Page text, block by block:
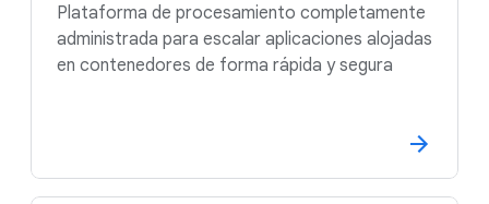
Plataforma de procesamiento completamente
administrada para escalar aplicaciones alojadas
en contenedores de forma rápida y segura